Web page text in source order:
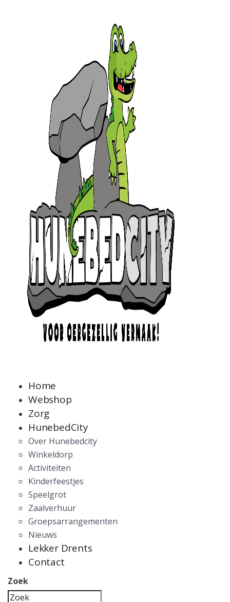
Home
Webshop
Zorg
HunebedCity
Over Hunebedcity
Winkeldorp
Activiteiten
Kinderfeestjes
Speelgrot
Zaalverhuur
Groepsarrangementen
Nieuws
Lekker Drents
Contact
Zoek